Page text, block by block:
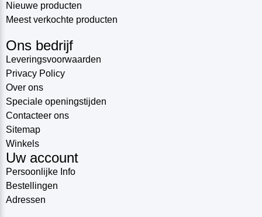
Nieuwe producten
Meest verkochte producten
Ons bedrijf
Leveringsvoorwaarden
Privacy Policy
Over ons
Speciale openingstijden
Contacteer ons
Sitemap
Winkels
Uw account
Persoonlijke Info
Bestellingen
Adressen